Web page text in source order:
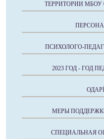
ТЕРРИТОРИИ
ПСИХОЛОГО-
2023 ГОД - ГОД
МЕРЫ
СПЕЦИАЛЬНАЯ